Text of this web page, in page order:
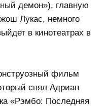
демон»), главную
Лукас, немного
в кинотеатрах в
фильм
снял Адриан
«Рэмбо: Последняя